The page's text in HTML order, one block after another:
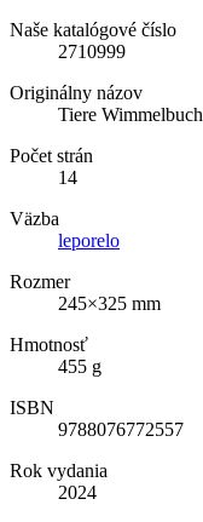
Naše katalógové číslo
2710999
Originálny názov
Tiere Wimmelbuch
Počet strán
14
Väzba
leporelo
Rozmer
245×325 mm
Hmotnosť
455 g
ISBN
9788076772557
Rok vydania
2024